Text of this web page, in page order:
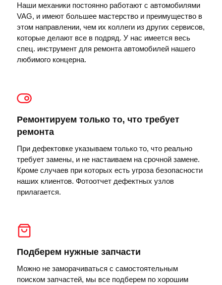
Наши механики постоянно работают с автомобилями
VAG, и имеют большее мастерство и преимущество в
этом направлении, чем их коллеги из других сервисов,
которые делают все в подряд. У нас имеется весь
спец. инструмент для ремонта автомобилей нашего
любимого концерна.
Ремонтируем только то, что требует
ремонта
При дефектовке указываем только то, что реально
требует замены, и не настаиваем на срочной замене.
Кроме случаев при которых есть угроза безопасности
наших клиентов. Фотоотчет дефектных узлов
прилагается.
Подберем нужные запчасти
Можно не заморачиваться с самостоятельным
поиском запчастей, мы все подберем по хорошим